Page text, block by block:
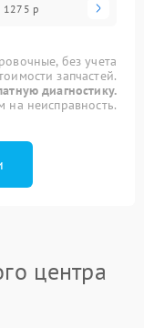
1275 р
без учета
запчастей.
диагностику.
неисправность.
центра